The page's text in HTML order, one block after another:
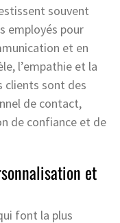
souvent
employés pour
et en
l’empathie et la
clients sont des
de contact,
de confiance et de
et
font la plus